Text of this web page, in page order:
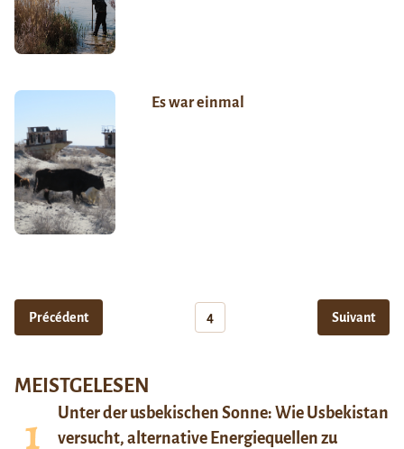
Es war einmal
Précédent 4 Suivant
MEISTGELESEN
Unter der usbekischen Sonne: Wie Usbekistan
versucht, alternative Energiequellen zu